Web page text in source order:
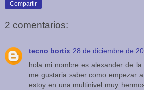
Compartir
2 comentarios:
tecno bortix 28 de diciembre de
hola mi nombre es alexander de
me gustaria saber como empezar
estoy en una multinivel muy